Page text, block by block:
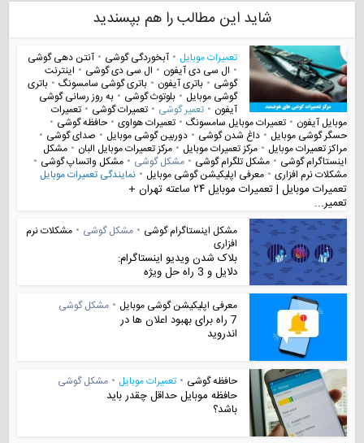
شاید این مطالب را هم بپسندید
تعمیرات موبایل • آبخوردگی گوشی • آنتن دهی گوشی
• ال سی دی آیفون • ال سی دی گوشی • اینترنت
گوشی • باتری آیفون • باتری گوشی سامسونگ • باتری
گوشی موبایل • بلوتوث گوشی • به روز رسانی گوشی
آیفون • تعمیر گوشی • تعمیرات گوشی • تعمیرات
موبایل آیفون • تعمیرات موبایل سامسونگ • تعمیرات هواوی • حافظه گوشی •
حسگر گوشی موبایل • داغ شدن گوشی • دوربین گوشی موبایل • صدای گوشی •
مراکز تعمیرات موبایل • مرکز تعمیرات موبایل • مرکز تعمیرات موبایل البان • مشکل
اینستاگرام گوشی • مشکل تلگرام گوشی • مشکل گوشی • مشکل واتساپ گوشی •
مشکلات نرم افزاری • معرفی اپلیکیشن گوشی موبایل • نمایندگی تعمیرات موبایل
تعمیرات موبایل | تعمیرات موبایل ۲۴ ساعته تهران +
تعمیر...
مشکل اینستاگرام گوشی • مشکل گوشی • مشکلات نرم
افزاری
بلاک شدن ویدیو اینستاگرام:
دلایل و 3 راه حل ویژه
معرفی اپلیکیشن گوشی موبایل • مشکل گوشی
7 راه برای بهبود اعلان ها در
اندروید
حافظه گوشی • تعمیرات موبایل • مشکل گوشی
حافظه موبایل حداقل چقدر باید
باشد؟